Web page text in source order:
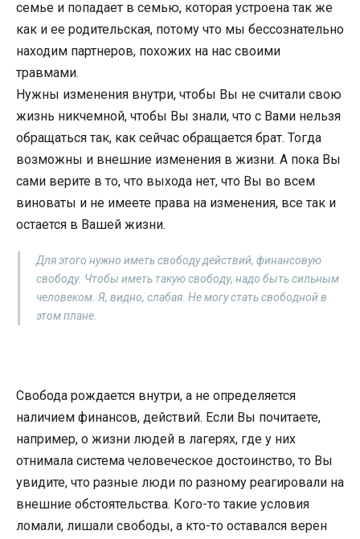
семье и попадает в семью, которая устроена так же
как и ее родительская, потому что мы бессознательно
находим партнеров, похожих на нас своими
травмами.
Нужны изменения внутри, чтобы Вы не считали свою
жизнь никчемной, чтобы Вы знали, что с Вами нельзя
обращаться так, как сейчас обращается брат. Тогда
возможны и внешние изменения в жизни. А пока Вы
сами верите в то, что выхода нет, что Вы во всем
виноваты и не имеете права на изменения, все так и
остается в Вашей жизни.
Для этого нужно иметь свободу действий, финансовую
свободу. Чтобы иметь такую свободу, надо быть сильным
человеком. Я, видно, слабая. Не могу стать свободной в
этом плане.
Свобода рождается внутри, а не определяется
наличием финансов, действий. Если Вы почитаете,
например, о жизни людей в лагерях, где у них
отнимала система человеческое достоинство, то Вы
увидите, что разные люди по разному реагировали на
внешние обстоятельства. Кого-то такие условия
ломали, лишали свободы, а кто-то оставался верен